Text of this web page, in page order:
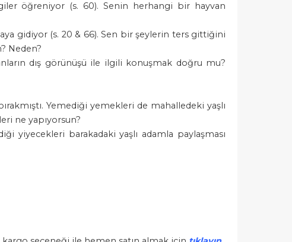
öğreniyor (s. 60). Senin herhangi bir hayvan
gidiyor (s. 20 & 66). Sen bir şeylerin ters gittiğini
Neden?
dış görünüşü ile ilgili konuşmak doğru mu?
Yemediği yemekleri de mahalledeki yaşlı
ne yapıyorsun?
yiyecekleri barakadaki yaşlı adamla paylaşması